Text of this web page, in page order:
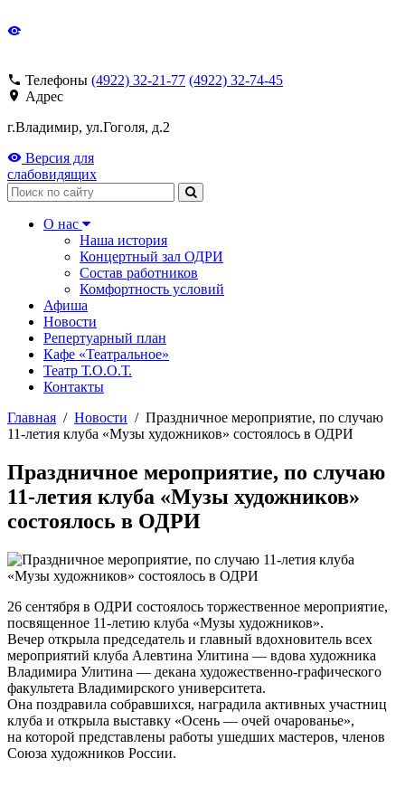
Телефоны (4922) 32-21-77 (4922) 32-74-45
Адрес
г.Владимир, ул.Гоголя, д.2
Версия для
слабовидящих
Поиск
О нас
Наша история
Концертный зал ОДРИ
Состав работников
Комфортность условий
Афиша
Новости
Репертуарный план
Кафе «Театральное»
Театр Т.О.О.Т.
Контакты
Главная / Новости / Праздничное мероприятие, по случаю
11-летия клуба «Музы художников» состоялось в ОДРИ
Праздничное мероприятие, по случаю
11-летия клуба «Музы художников»
состоялось в ОДРИ
26 сентября в ОДРИ состоялось торжественное мероприятие,
посвященное 11-летию клуба «Музы художников».
Вечер открыла председатель и главный вдохновитель всех
мероприятий клуба Алевтина Улитина — вдова художника
Владимира Улитина — декана художественно-графического
факультета Владимирского университета.
Она поздравила собравшихся, наградила активных участниц
клуба и открыла выставку «Осень — очей очарованье»,
на которой представлены работы ушедших мастеров, членов
Союза художников России.